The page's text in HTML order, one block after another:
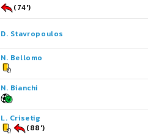
(74')
D. Stavropoulos
N. Bellomo
N. Bianchi
L. Crisetig
(88')